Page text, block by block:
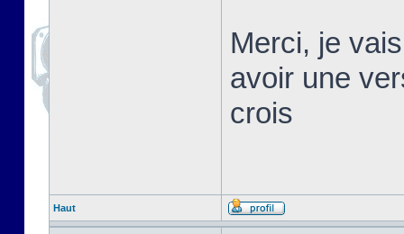
Merci, je
avoir une
crois
Haut